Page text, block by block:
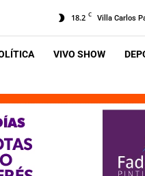
18.2 C Villa Carlos
VIVO SHOW